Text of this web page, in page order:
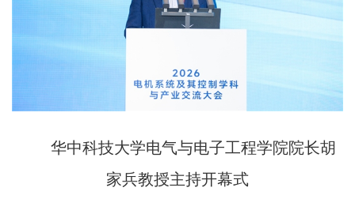
华中科技大学电气与电子工程学院院长胡
家兵教授主持开幕式